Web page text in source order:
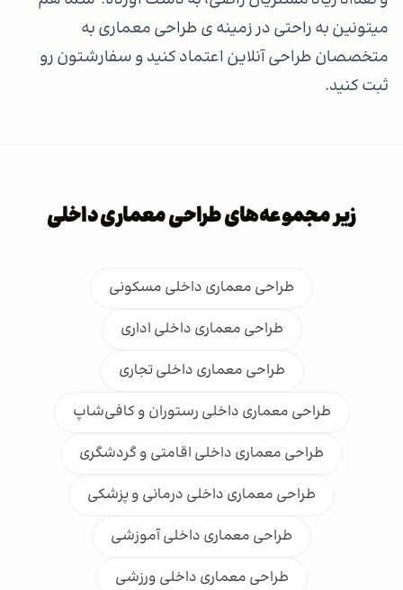
میتونین به راحتی در زمینه ی طراحی معماری به
متخصصان طراحی آنلاین اعتماد کنید و سفارشتون رو
ثبت کنید.
زیر مجموعه‌های طراحی معماری داخلی
طراحی معماری داخلی مسکونی
طراحی معماری داخلی اداری
طراحی معماری داخلی تجاری
طراحی معماری داخلی رستوران و کافی‌شاپ
طراحی معماری داخلی اقامتی و گردشگری
طراحی معماری داخلی درمانی و پزشکی
طراحی معماری داخلی آموزشی
طراحی معماری داخلی ورزشی